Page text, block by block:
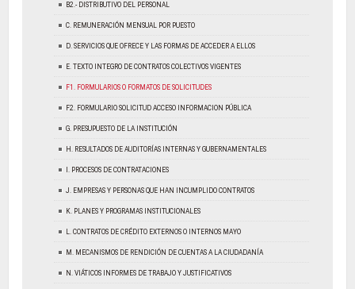
B2.- DISTRIBUTIVO DEL PERSONAL
C. REMUNERACIÓN MENSUAL POR PUESTO
D. SERVICIOS QUE OFRECE Y LAS FORMAS DE ACCEDER A ELLOS
E. TEXTO INTEGRO DE CONTRATOS COLECTIVOS VIGENTES
F1. FORMULARIOS O FORMATOS DE SOLICITUDES
F2. FORMULARIO SOLICITUD ACCESO INFORMACION PÚBLICA
G. PRESUPUESTO DE LA INSTITUCIÓN
H. RESULTADOS DE AUDITORÍAS INTERNAS Y GUBERNAMENTALES
I. PROCESOS DE CONTRATACIONES
J. EMPRESAS Y PERSONAS QUE HAN INCUMPLIDO CONTRATOS
K. PLANES Y PROGRAMAS INSTITUCIONALES
L. CONTRATOS DE CRÉDITO EXTERNOS O INTERNOS MAYO
M. MECANISMOS DE RENDICIÓN DE CUENTAS A LA CIUDADANÍA
N. VIÁTICOS INFORMES DE TRABAJO Y JUSTIFICATIVOS